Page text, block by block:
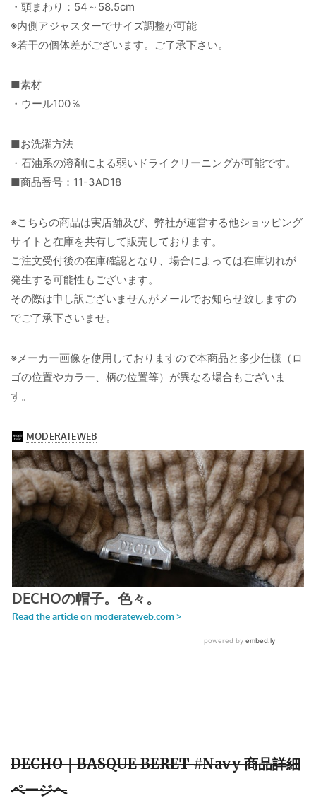
・頭まわり：54～58.5cm
※内側アジャスターでサイズ調整が可能
※若干の個体差がございます。ご了承下さい。
■素材
・ウール100％
■お洗濯方法
・石油系の溶剤による弱いドライクリーニングが可能です。
■商品番号：11-3AD18
※こちらの商品は実店舗及び、弊社が運営する他ショッピング
サイトと在庫を共有して販売しております。
ご注文受付後の在庫確認となり、場合によっては在庫切れが
発生する可能性もございます。
その際は申し訳ございませんがメールでお知らせ致しますの
でご了承下さいませ。
※メーカー画像を使用しておりますので本商品と多少仕様（ロ
ゴの位置やカラー、柄の位置等）が異なる場合もございま
す。
DECHO｜BASQUE BERET #Navy 商品詳細
ページへ